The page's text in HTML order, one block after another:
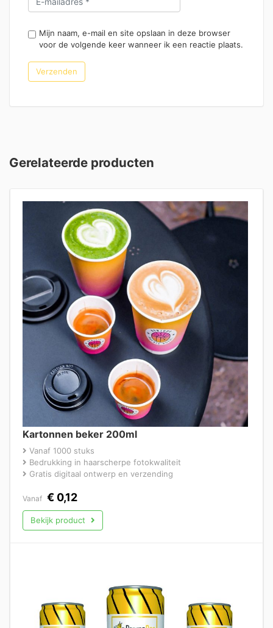
Mijn naam, e-mail en site opslaan in deze browser
voor de volgende keer wanneer ik een reactie plaats.
Gerelateerde producten
Kartonnen beker 200ml
Vanaf 1000 stuks
Bedrukking in haarscherpe fotokwaliteit
Gratis digitaal ontwerp en verzending
Vanaf € 0,12
Bekijk product